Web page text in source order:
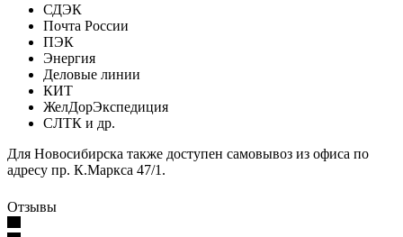
СДЭК
Почта России
ПЭК
Энергия
Деловые линии
КИТ
ЖелДорЭкспедиция
СЛТК и др.
Для Новосибирска также доступен самовывоз из офиса по
адресу пр. К.Маркса 47/1.
Отзывы